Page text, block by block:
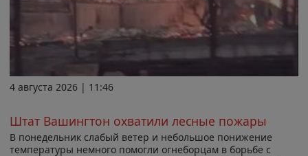
4 августа 2026 | 11:46
Штат Вашингтон охватили лесные пожары
В понедельник слабый ветер и небольшое понижение
температуры немного помогли огнеборцам в борьбе с